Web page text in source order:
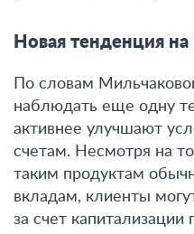
Новая тенденция
По словам
наблюдать еще одну
активнее улучшают
счетам. Несмотря на
таким продуктам
вкладам, клиенты
за счет капитализации